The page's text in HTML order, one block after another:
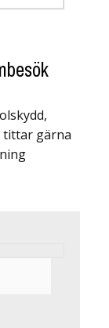
tittar gärna